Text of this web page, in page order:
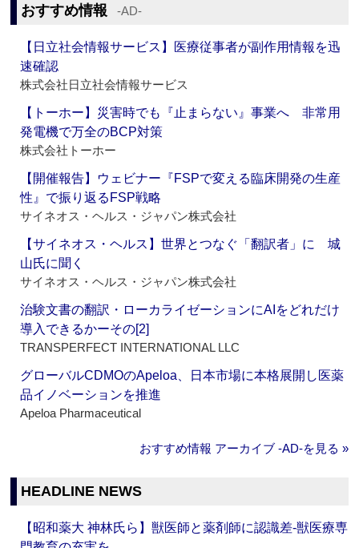
おすすめ情報 ‐AD‐
【日立社会情報サービス】医療従事者が副作用情報を迅
速確認
株式会社日立社会情報サービス
【トーホー】災害時でも『止まらない』事業へ 非常用
発電機で万全のBCP対策
株式会社トーホー
【開催報告】ウェビナー『FSPで変える臨床開発の生産
性』で振り返るFSP戦略
サイネオス・ヘルス・ジャパン株式会社
【サイネオス・ヘルス】世界とつなぐ「翻訳者」に 城
山氏に聞く
サイネオス・ヘルス・ジャパン株式会社
治験文書の翻訳・ローカライゼーションにAIをどれだけ
導入できるかーその[2]
TRANSPERFECT INTERNATIONAL LLC
グローバルCDMOのApeloa、日本市場に本格展開し医薬
品イノベーションを推進
Apeloa Pharmaceutical
おすすめ情報 アーカイブ ‐AD‐を見る »
HEADLINE NEWS
【昭和薬大 神林氏ら】獣医師と薬剤師に認識差‐獣医療専